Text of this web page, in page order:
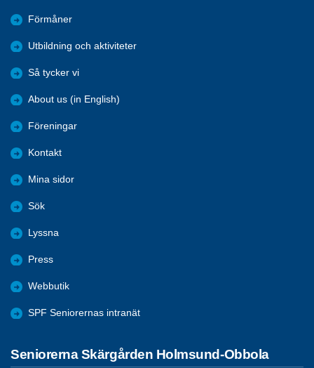
Förmåner
Utbildning och aktiviteter
Så tycker vi
About us (in English)
Föreningar
Kontakt
Mina sidor
Sök
Lyssna
Press
Webbutik
SPF Seniorernas intranät
Seniorerna Skärgården Holmsund-Obbola